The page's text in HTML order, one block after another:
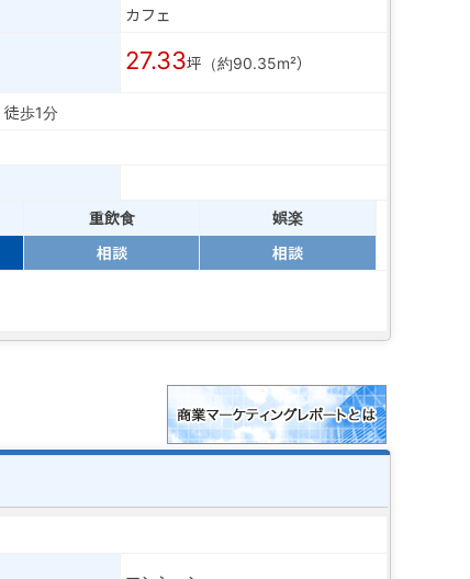
カフェ
27.33坪（約90.35m²）
徒歩1分
重飲食
娯楽
相談 相談